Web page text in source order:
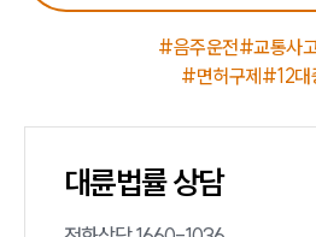
#음주운전#교통사
#면허구제#12대
대륜법률 상담